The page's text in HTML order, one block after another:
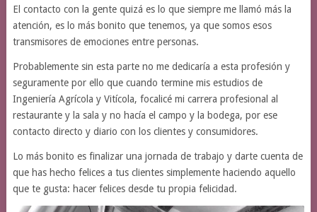
El contacto con la gente quizá es lo que siempre me llamó más la
atención, es lo más bonito que tenemos, ya que somos esos
transmisores de emociones entre personas.
Probablemente sin esta parte no me dedicaría a esta profesión y
seguramente por ello que cuando termine mis estudios de
Ingeniería Agrícola y Vitícola, focalicé mi carrera profesional al
restaurante y la sala y no hacía el campo y la bodega, por ese
contacto directo y diario con los clientes y consumidores.
Lo más bonito es finalizar una jornada de trabajo y darte cuenta de
que has hecho felices a tus clientes simplemente haciendo aquello
que te gusta: hacer felices desde tu propia felicidad.